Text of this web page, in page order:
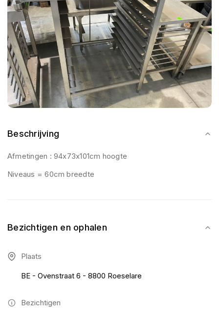
Beschrijving
Afmetingen : 94x73x101cm hoogte
Niveaus = 60cm breedte
Bezichtigen en ophalen
Plaats
BE - Ovenstraat 6 - 8800 Roeselare
Bezichtigen